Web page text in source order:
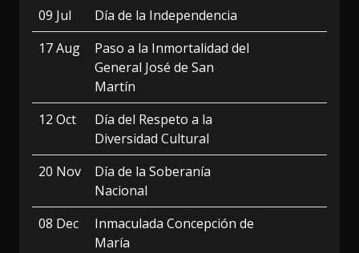
09 Jul
Día de la Independencia
17 Aug
Paso a la Inmortalidad del
General José de San
Martín
12 Oct
Día del Respeto a la
Diversidad Cultural
20 Nov
Día de la Soberanía
Nacional
08 Dec
Inmaculada Concepción de
María